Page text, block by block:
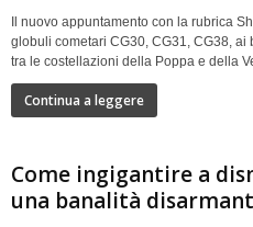
Il nuovo appuntamento con la rubrica
globuli cometari CG30, CG31, CG38,
tra le costellazioni della Poppa e della
Continua a leggere
Come ingigantire a
una banalità